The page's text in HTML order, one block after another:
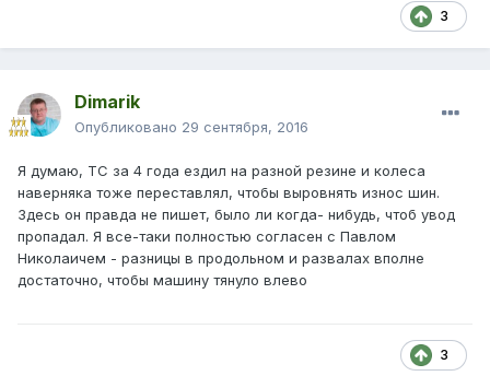
3
Dimarik
Опубликовано 29 сентября, 2016
Я думаю, ТС за 4 года ездил на разной резине и колеса
наверняка тоже переставлял, чтобы выровнять износ шин.
Здесь он правда не пишет, было ли когда- нибудь, чтоб увод
пропадал. Я все-таки полностью согласен с Павлом
Николаичем - разницы в продольном и развалах вполне
достаточно, чтобы машину тянуло влево
3